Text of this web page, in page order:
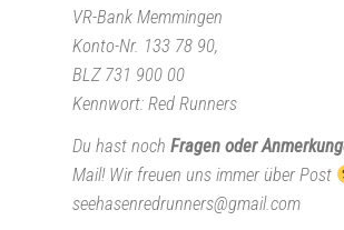
VR-Bank Memmingen
Konto-Nr. 133 78 90,
BLZ 731 900 00
Kennwort: Red Runners
Du hast noch Fragen oder
Mail! Wir freuen uns immer über Post
seehasenredrunners@gmail.com